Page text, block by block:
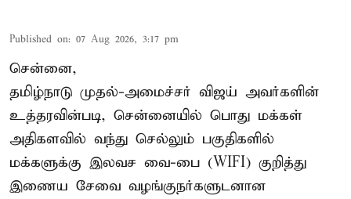
Published on: 07 Aug 2026, 3:17 pm
சென்னை,
தமிழ்நாடு முதல்-அமைச்சர் விஜய் அவர்களின்
உத்தரவின்படி, சென்னையில் பொது மக்கள்
அதிகளவில் வந்து செல்லும் பகுதிகளில்
மக்களுக்கு இலவச வை-பை (WIFI) குறித்து
இணைய சேவை வழங்குநர்களுடனான